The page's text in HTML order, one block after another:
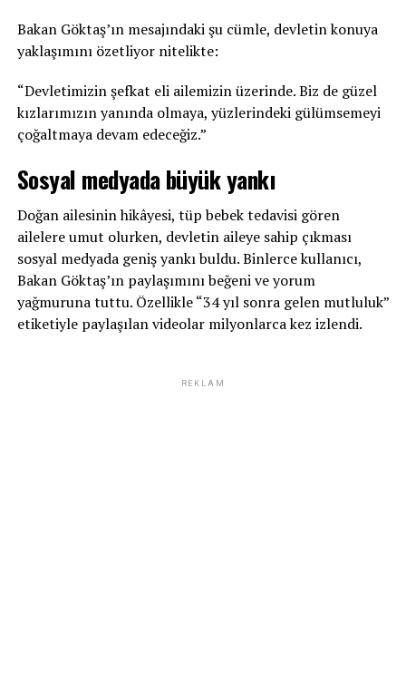
Bakan Göktaş’ın mesajındaki şu cümle, devletin konuya
yaklaşımını özetliyor nitelikte:
“Devletimizin şefkat eli ailemizin üzerinde. Biz de güzel
kızlarımızın yanında olmaya, yüzlerindeki gülümsemeyi
çoğaltmaya devam edeceğiz.”
Sosyal medyada büyük yankı
Doğan ailesinin hikâyesi, tüp bebek tedavisi gören
ailelere umut olurken, devletin aileye sahip çıkması
sosyal medyada geniş yankı buldu. Binlerce kullanıcı,
Bakan Göktaş’ın paylaşımını beğeni ve yorum
yağmuruna tuttu. Özellikle “34 yıl sonra gelen mutluluk”
etiketiyle paylaşılan videolar milyonlarca kez izlendi.
REKLAM